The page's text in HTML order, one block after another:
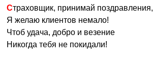
Страховщик, принимай поздравления,
Я желаю клиентов немало!
Чтоб удача, добро и везение
Никогда тебя не покидали!